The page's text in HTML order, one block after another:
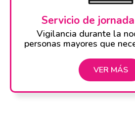
Servicio de
Vigilancia durante la
personas mayores que
VER MÁS